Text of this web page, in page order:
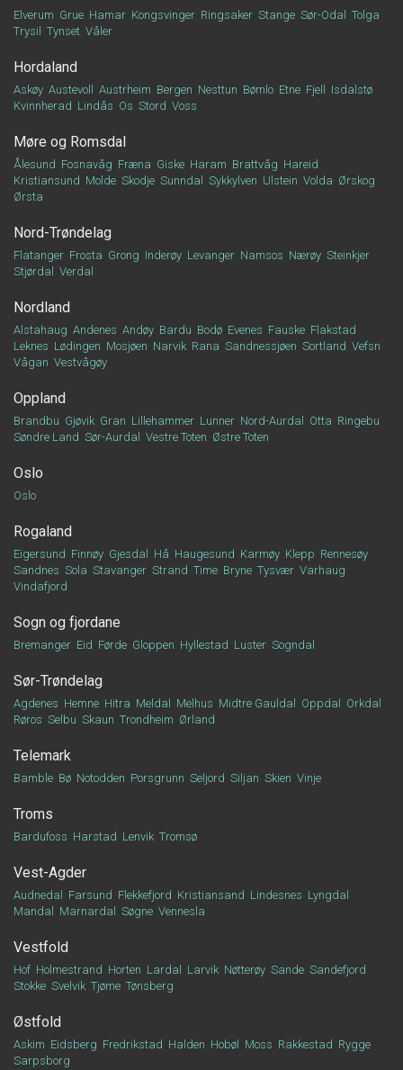
Elverum Grue Hamar Kongsvinger Ringsaker Stange Sør-Odal
Tolga
Trysil
Tynset Våler
Hordaland
Askøy Austevoll Austrheim Bergen Nesttun Bømlo Etne Fjell
Isdalstø
Kvinnherad Lindås Os Stord Voss
Møre og Romsdal
Ålesund Fosnavåg Fræna Giske Haram Brattvåg Hareid
Kristiansund Molde Skodje Sunndal Sykkylven Ulstein Volda Ørskog
Ørsta
Nord-Trøndelag
Flatanger Frosta Grong Inderøy Levanger Namsos Nærøy Steinkjer
Stjørdal
Verdal
Nordland
Alstahaug Andenes Andøy Bardu Bodø Evenes Fauske Flakstad
Leknes Lødingen Mosjøen Narvik Rana Sandnessjøen Sortland Vefsn
Vågan Vestvågøy
Oppland
Brandbu Gjøvik Gran Lillehammer Lunner Nord-Aurdal Otta Ringebu
Søndre Land Sør-Aurdal Vestre Toten Østre Toten
Oslo
Oslo
Rogaland
Eigersund Finnøy Gjesdal Hå Haugesund Karmøy Klepp Rennesøy
Sandnes Sola Stavanger Strand Time Bryne Tysvær Varhaug
Vindafjord
Sogn og fjordane
Bremanger Eid Førde Gloppen Hyllestad Luster Sogndal
Sør-Trøndelag
Agdenes Hemne Hitra Meldal Melhus Midtre Gauldal Oppdal
Orkdal
Røros Selbu Skaun Trondheim Ørland
Telemark
Bamble Bø Notodden Porsgrunn Seljord Siljan Skien Vinje
Troms
Bardufoss Harstad Lenvik Tromsø
Vest-Agder
Audnedal Farsund Flekkefjord Kristiansand Lindesnes Lyngdal
Mandal
Marnardal Søgne Vennesla
Vestfold
Hof Holmestrand Horten Lardal Larvik Nøtterøy Sande Sandefjord
Stokke Svelvik Tjøme Tønsberg
Østfold
Askim Eidsberg Fredrikstad Halden Hobøl Moss Rakkestad Rygge
Sarpsborg